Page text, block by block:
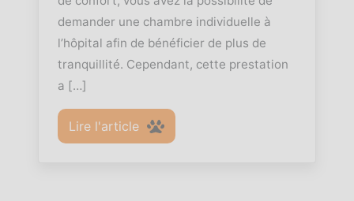
demander une chambre individuelle à
l’hôpital afin de bénéficier de plus de
tranquillité. Cependant, cette prestation
a […]
Lire l'article